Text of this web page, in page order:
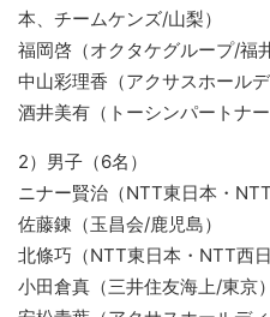
本、チームケンズ/山梨）
福岡啓（オクタケグループ/福井
中山彩理香（アクサスホール
酒井美有（トーシンパートナ
2）男子（6名）
ニナー賢治（NTT東日本・
佐藤錬（玉昌会/鹿児島）
北條巧（NTT東日本・NTT西日
小田倉真（三井住友海上/東京）